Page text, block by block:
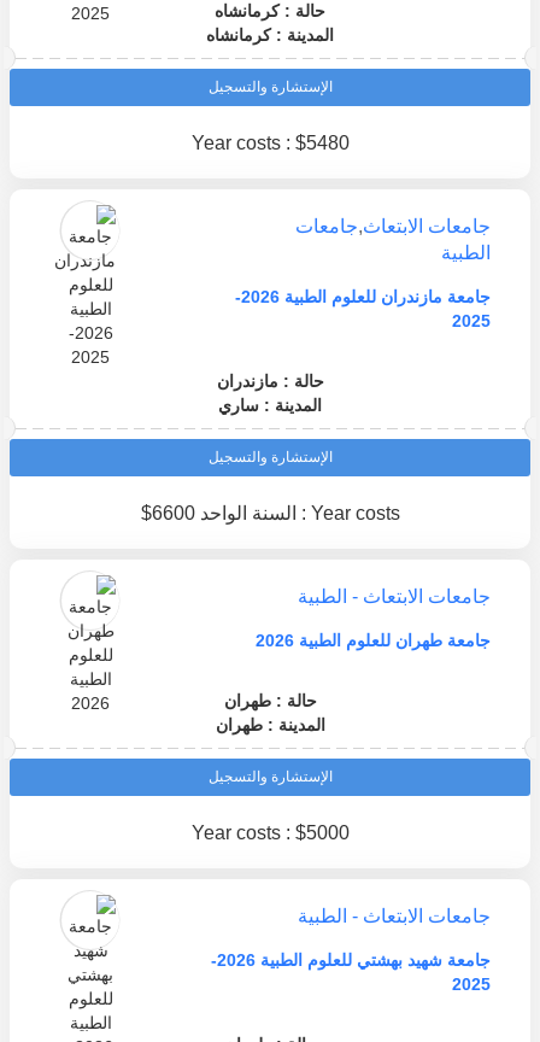
حالة : كرمانشاه
المدينة : كرمانشاه
الإستشارة والتسجيل
Year costs : $5480
جامعات الابتعاث,جامعات
الطبية
جامعة مازندران للعلوم الطبية 2026-
2025
حالة : مازندران
المدينة : ساري
الإستشارة والتسجيل
Year costs : السنة الواحد 6600$
جامعات الابتعاث - الطبية
جامعة طهران للعلوم الطبية 2026
حالة : طهران
المدينة : طهران
الإستشارة والتسجيل
Year costs : $5000
جامعات الابتعاث - الطبية
جامعة شهيد بهشتي للعلوم الطبية 2026-
2025